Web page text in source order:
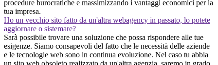
procedure burocratiche e massimizzando i vantaggi economici per la
tua impresa.
Ho un vecchio sito fatto da un'altra webagency in passato, lo potete
aggiornare o sistemare?
Sarà possibile trovare una soluzione che possa rispondere alle tue
esigenze. Siamo consapevoli del fatto che le necessità delle aziende
e le tecnologie web sono in continua evoluzione. Nel caso tu abbia
un sito web obsoleto realizzato da un'altra agenzia, saremo in grado